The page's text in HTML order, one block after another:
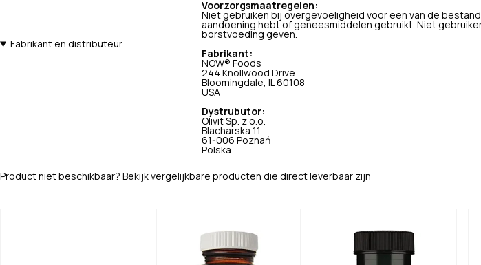
Voorzorgsmaatregelen:
Niet gebruiken bij overgevoeligheid voor een van de
aandoening hebt of geneesmiddelen gebruikt. Niet
borstvoeding geven.
Fabrikant en distributeur
Fabrikant:
NOW® Foods
244 Knollwood Drive
Bloomingdale, IL 60108
USA
Dystrubutor:
Olivit Sp. z o.o.
Blacharska 11
61-006 Poznań
Polska
Product niet beschikbaar? Bekijk vergelijkbare producten die direct leverbaar zijn